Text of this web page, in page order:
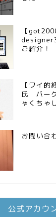
【
ご紹介！
【ワイ的
氏 バー
ゃくちゃ
お問い合
公式アカウ